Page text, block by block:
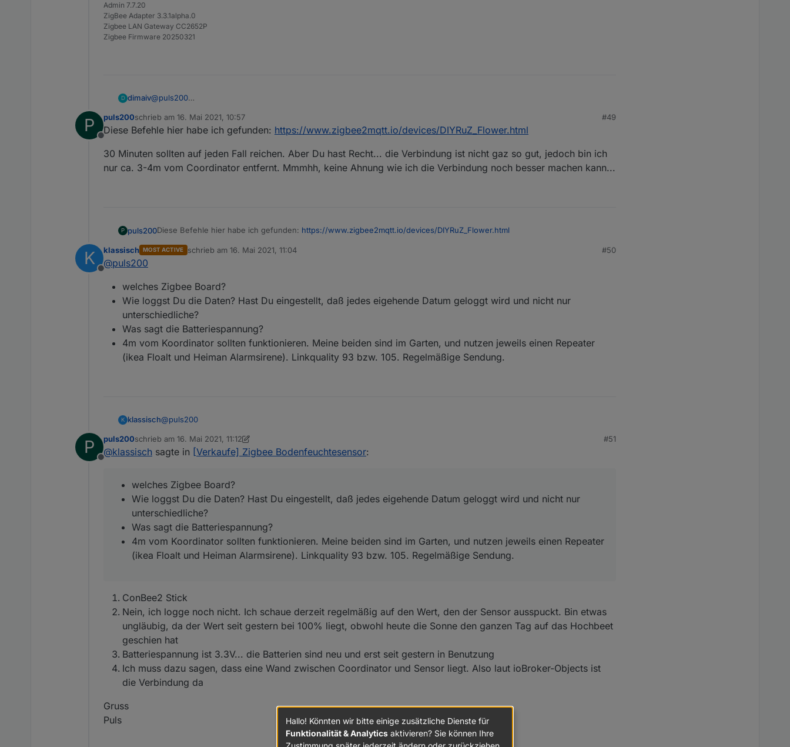
Admin 7.7.20
ZigBee Adapter 3.3.1alpha.0
Zigbee LAN Gateway CC2652P
Zigbee Firmware 20250321
D dimaiv@puls200
P
Offline
puls200schrieb am 16. Mai 2021, 10:57
zuletzt editiert von
#49
Diese Befehle hier habe ich gefunden: https://www.zigbee2mqtt.io/devices/DIYRuZ_Flower.html
30 Minuten sollten auf jeden Fall reichen. Aber Du hast Recht... die Verbindung ist nicht gaz so gut, jedoch bin ich
nur ca. 3-4m vom Coordinator entfernt. Mmmhh, keine Ahnung wie ich die Verbindung noch besser machen kann...
P puls200Diese Befehle hier habe ich gefunden: https://www.zigbee2mqtt.io/devices/DIYRuZ_Flower.html
30 Minuten sollten auf jeden Fall reichen. Aber Du hast Recht... die Verbindung ist nicht gaz so gut, jedoch bin ich nur ca.
K
Offline
klassisch MOST ACTIVE schrieb am 16. Mai 2021, 11:04
zuletzt editiert von
#50
@puls200
welches Zigbee Board?
Wie loggst Du die Daten? Hast Du eingestellt, daß jedes eigehende Datum geloggt wird und nicht nur
unterschiedliche?
Was sagt die Batteriespannung?
4m vom Koordinator sollten funktionieren. Meine beiden sind im Garten, und nutzen jeweils einen Repeater
(ikea Floalt und Heiman Alarmsirene). Linkquality 93 bzw. 105. Regelmäßige Sendung.
K klassisch@puls200
welches Zigbee Board?
Wie loggst Du die Daten? Hast Du eingestellt, daß jedes eigehende Datum geloggt wird und nicht nur
4m vom Koordinator sollten funktionieren. Meine beiden sind im Garten, und nutzen jeweils einen Repeater (ikea
Floalt und Heiman Alarmsirene). Linkquality 93 bzw. 105. Regelmäßige Sendung.
P
Offline
puls200schrieb am 16. Mai 2021, 11:12
zuletzt editiert von puls200
#51
@klassisch sagte in [Verkaufe] Zigbee Bodenfeuchtesensor:
welches Zigbee Board?
Wie loggst Du die Daten? Hast Du eingestellt, daß jedes eigehende Datum geloggt wird und nicht nur
unterschiedliche?
Was sagt die Batteriespannung?
4m vom Koordinator sollten funktionieren. Meine beiden sind im Garten, und nutzen jeweils einen Repeater
(ikea Floalt und Heiman Alarmsirene). Linkquality 93 bzw. 105. Regelmäßige Sendung.
ConBee2 Stick
Nein, ich logge noch nicht. Ich schaue derzeit regelmäßig auf den Wert, den der Sensor ausspuckt. Bin etwas
ungläubig, da der Wert seit gestern bei 100% liegt, obwohl heute die Sonne den ganzen Tag auf das Hochbeet
geschien hat
Batteriespannung ist 3.3V... die Batterien sind neu und erst seit gestern in Benutzung
Ich muss dazu sagen, dass eine Wand zwischen Coordinator und Sensor liegt. Also laut ioBroker-Objects ist
die Verbindung da
Gruss
Puls
Hallo! Könnten wir bitte einige zusätzliche Dienste für
Funktionalität & Analytics aktivieren? Sie können Ihre